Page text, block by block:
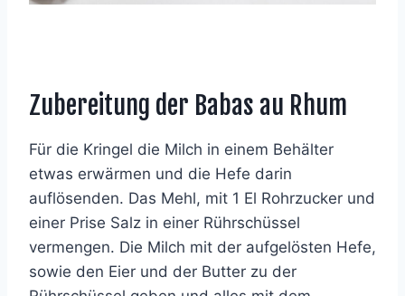
Zubereitung der Babas au Rhum
Für die Kringel die Milch in einem Behälter
etwas erwärmen und die Hefe darin
auflösenden. Das Mehl, mit 1 El Rohrzucker und
einer Prise Salz in einer Rührschüssel
vermengen. Die Milch mit der aufgelösten Hefe,
sowie den Eier und der Butter zu der